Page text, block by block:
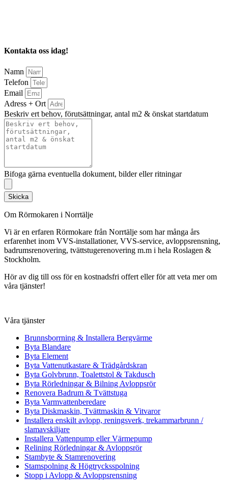
Kontakta oss idag!
Namn
Telefon
Email
Adress + Ort
Beskriv ert behov, förutsättningar, antal m2 & önskat startdatum
Bifoga gärna eventuella dokument, bilder eller ritningar
Skicka
Om Rörmokaren i Norrtälje
Vi är en erfaren Rörmokare från Norrtälje som har många års
erfarenhet inom VVS-installationer, VVS-service, avloppsrensning,
badrumsrenovering, tvättstugerenovering m.m i hela Roslagen &
Stockholm.
Hör av dig till oss för en kostnadsfri offert eller för att veta mer om
våra tjänster!
Våra tjänster
Brunnsborrning & Installera Bergvärme
Byta Blandare
Byta Element
Byta Vattenutkastare & Trädgårdskran
Byta Golvbrunn, Toalettstol & Takdusch
Byta Rörledningar & Bilning Avloppsrör
Renovera Badrum & Tvättstuga
Byta Varmvattenberedare
Byta Diskmaskin, Tvättmaskin & Vitvaror
Installera enskilt avlopp, reningsverk, trekammarbrunn /
slamavskiljare
Installera Vattenpump eller Värmepump
Relining Rörledningar & Avloppsrör
Stambyte & Stamrenovering
Stamspolning & Högtrycksspolning
Stopp i Avlopp & Avloppsrensning